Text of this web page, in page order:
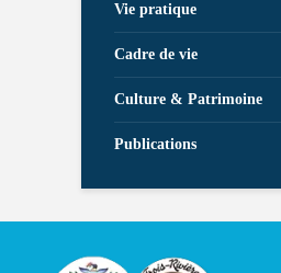
Vie pratique
Cadre de vie
Culture & Patrimoine
Publications